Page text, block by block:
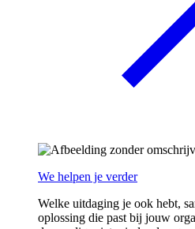
We helpen je verder
Welke uitdaging je ook hebt,
oplossing die past bij jouw